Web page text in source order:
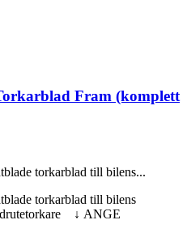
Fram (komplett
torkarblad till bilens...
torkarblad till bilens
↓ ANGE